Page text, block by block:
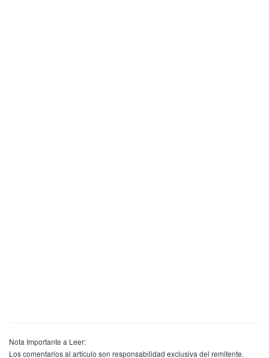
Nota Importante a Leer:
Los comentarios al artículo son responsabilidad exclusiva del remitente.